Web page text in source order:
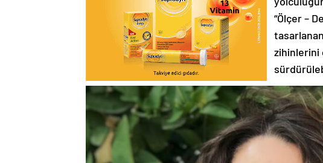
“Ölçer –
zihinlerini